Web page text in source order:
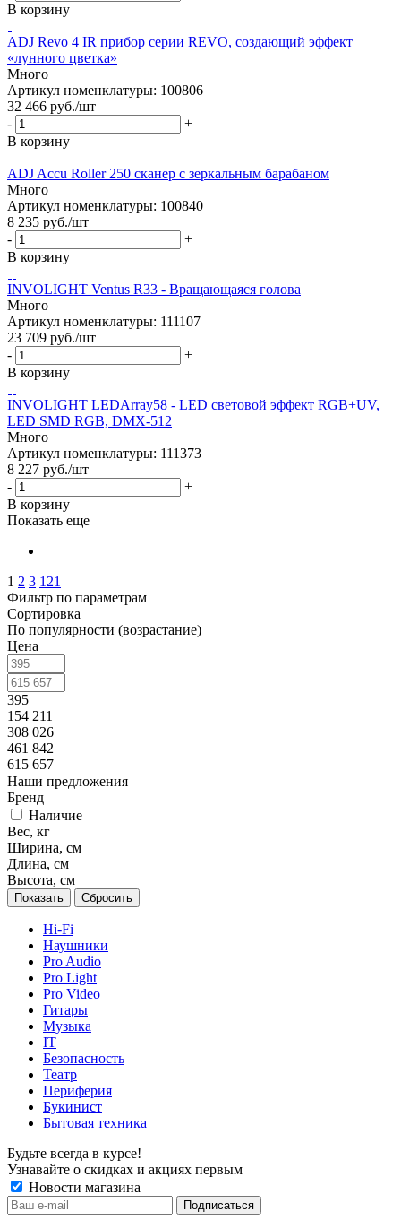
В корзину
ADJ Revo 4 IR прибор серии REVO, создающий эффект
«лунного цветка»
Много
Артикул номенклатуры: 100806
32 466 руб./шт
-
+
В корзину
ADJ Accu Roller 250 сканер с зеркальным барабаном
Много
Артикул номенклатуры: 100840
8 235 руб./шт
-
+
В корзину
INVOLIGHT Ventus R33 - Вращающаяся голова
Много
Артикул номенклатуры: 111107
23 709 руб./шт
-
+
В корзину
INVOLIGHT LEDArray58 - LED световой эффект RGB+UV,
LED SMD RGB, DMX-512
Много
Артикул номенклатуры: 111373
8 227 руб./шт
-
+
В корзину
Показать еще
1 2 3 121
Фильтр по параметрам
Сортировка
По популярности (возрастание)
Цена
395
154 211
308 026
461 842
615 657
Наши предложения
Бренд
Наличие
Вес, кг
Ширина, см
Длина, см
Высота, см
Сбросить
Hi-Fi
Наушники
Pro Audio
Pro Light
Pro Video
Гитары
Музыка
IT
Безопасность
Театр
Периферия
Букинист
Бытовая техника
Будьте всегда в курсе!
Узнавайте о скидках и акциях первым
Новости магазина